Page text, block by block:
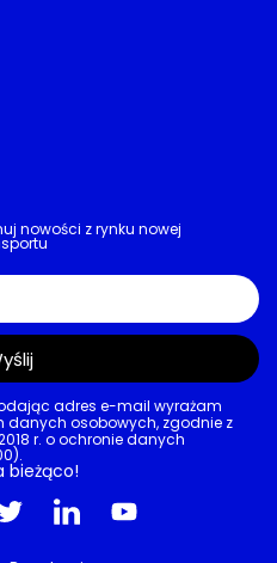
nowości z rynku nowej
adres e-mail wyrażam
danych osobowych, zgodnie z
r. o ochronie danych
bieżąco!